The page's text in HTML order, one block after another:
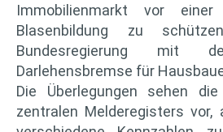
Immobilienmarkt vor einer
Blasenbildung zu
Bundesregierung mit
Darlehensbremse für
Die Überlegungen sehen
zentralen Melderegisters vor,